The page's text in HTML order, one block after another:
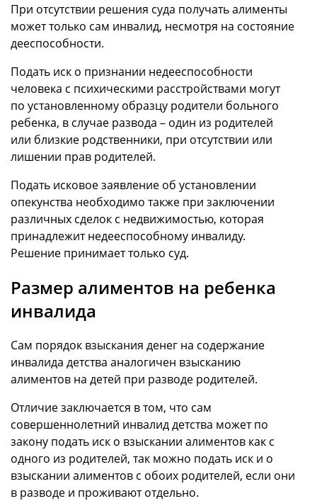
При отсутствии решения суда получать алименты
может только сам инвалид, несмотря на состояние
дееспособности.
Подать иск о признании недееспособности
человека с психическими расстройствами могут
по установленному образцу родители больного
ребенка, в случае развода – один из родителей
или близкие родственники, при отсутствии или
лишении прав родителей.
Подать исковое заявление об установлении
опекунства необходимо также при заключении
различных сделок с недвижимостью, которая
принадлежит недееспособному инвалиду.
Решение принимает только суд.
Размер алиментов на ребенка
инвалида
Сам порядок взыскания денег на содержание
инвалида детства аналогичен взысканию
алиментов на детей при разводе родителей.
Отличие заключается в том, что сам
совершеннолетний инвалид детства может по
закону подать иск о взыскании алиментов как с
одного из родителей, так можно подать иск и о
взыскании алиментов с обоих родителей, если они
в разводе и проживают отдельно.